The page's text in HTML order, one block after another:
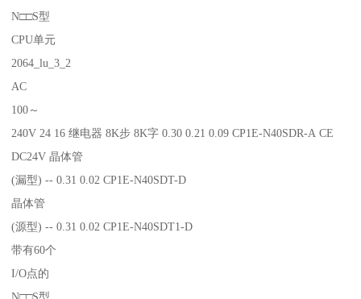
N□□S型
CPU单元
2064_lu_3_2
AC
100～
240V 24 16 继电器 8K步 8K字 0.30 0.21 0.09 CP1E-N40SDR-A CE
DC24V 晶体管
(漏型) -- 0.31 0.02 CP1E-N40SDT-D
晶体管
(源型) -- 0.31 0.02 CP1E-N40SDT1-D
带有60个
I/O点的
N□□S型